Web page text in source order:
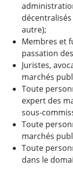
autre);
Membres et
passation
Juristes,
marchés
Toute
expert des
sous-
Toute
marchés
Toute
dans le